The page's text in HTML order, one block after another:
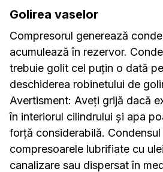
Golirea vaselor
Compresorul generează
acumulează în rezervor.
trebuie golit cel puțin o dată
deschiderea robinetului de
Avertisment: Aveți grijă dacă
în interiorul cilindrului și apa
forță considerabilă. Condensul
compresoarele lubrifiate cu
canalizare sau dispersat în